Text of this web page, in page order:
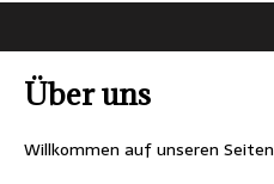
Über uns
Willkommen auf unseren Seiten